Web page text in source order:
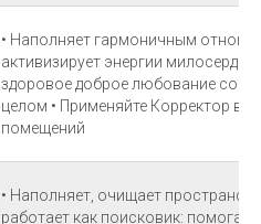
• Наполняет гармоничным
активизирует энергии
здоровое доброе любование
целом • Применяйте Корректор в
помещений
• Наполняет, очищает
работает как поисковик: